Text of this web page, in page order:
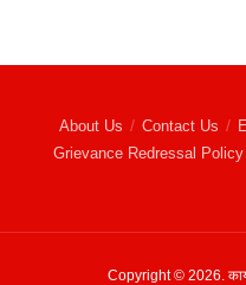
About Us Contact Us
Grievance Redressal Policy
Copyright © 2026.